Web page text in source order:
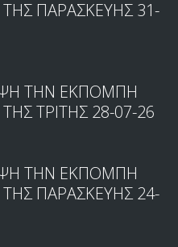
ΤΗΣ ΠΑΡΑΣΚΕΥΗΣ 31-
ΤΗΝ ΕΚΠΟΜΠΗ
ΤΗΣ ΤΡΙΤΗΣ 28-07-26
ΤΗΝ ΕΚΠΟΜΠΗ
ΤΗΣ ΠΑΡΑΣΚΕΥΗΣ 24-